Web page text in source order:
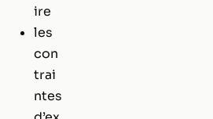
ire
les
con
trai
ntes